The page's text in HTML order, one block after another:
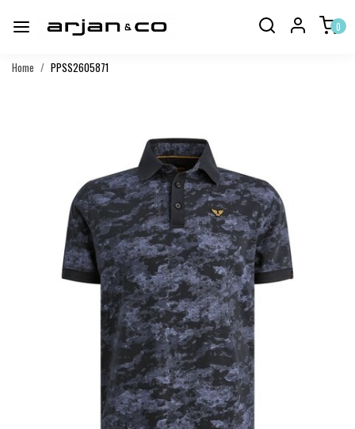
0
Home PPSS2605871